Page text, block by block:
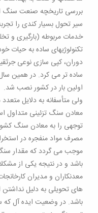
بررسی تاریخچه صنعت سنگ
سیر تحول بسیار کندی را
تکنولوژیهای ساده به حیات
دوران، کپی سازی نوعی
اولین بار در کشور نصب شد.
ولی متأسفانه به دلایل
معادن سنگ تزئینی متداول
توجهی را به معادن سنگ
مصرف مواد منفجره در
موجب می گردد که مقدار
باشد و در نتیجه یکی از
معدنکاران و مدیران
های تحویلی به دلیل
باشد. در وضعیت ایده آل که